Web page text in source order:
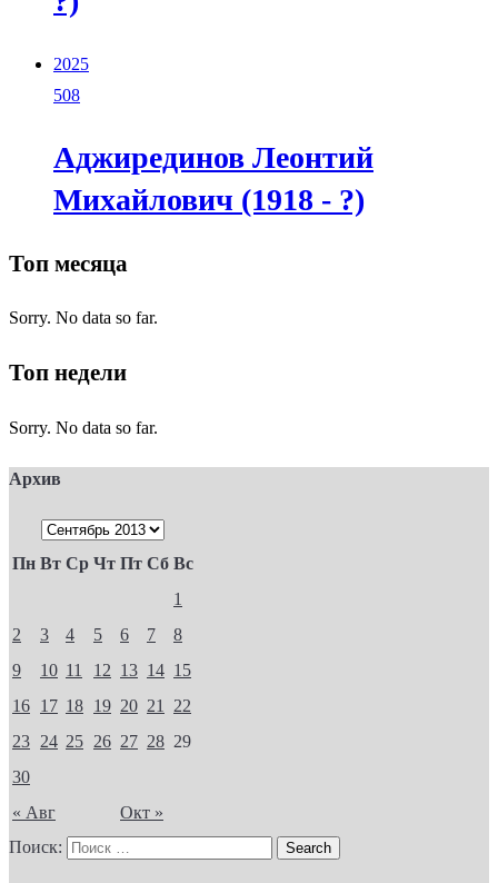
2025
508
Аджирединов Леонтий
Михайлович (1918 - ?)
Топ месяца
Sorry. No data so far.
Топ недели
Sorry. No data so far.
Архив
Пн Вт Ср Чт Пт Сб Вс
« Авг Окт »
1
2
3 4 5 6 7
8
9
10 11 12 13 14 15
16 17 18 19 20 21
22
23 24 25 26 27 28 29
30
Поиск: